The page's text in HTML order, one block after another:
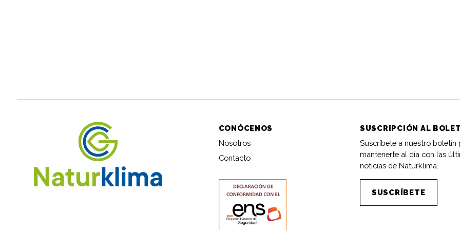
CONÓCENOS
Nosotros
Contacto
SUSCRIPCIÓN AL
Suscríbete a nuestro boletín
mantenerte al día con las
noticias de Naturklima.
SUSCRÍBETE